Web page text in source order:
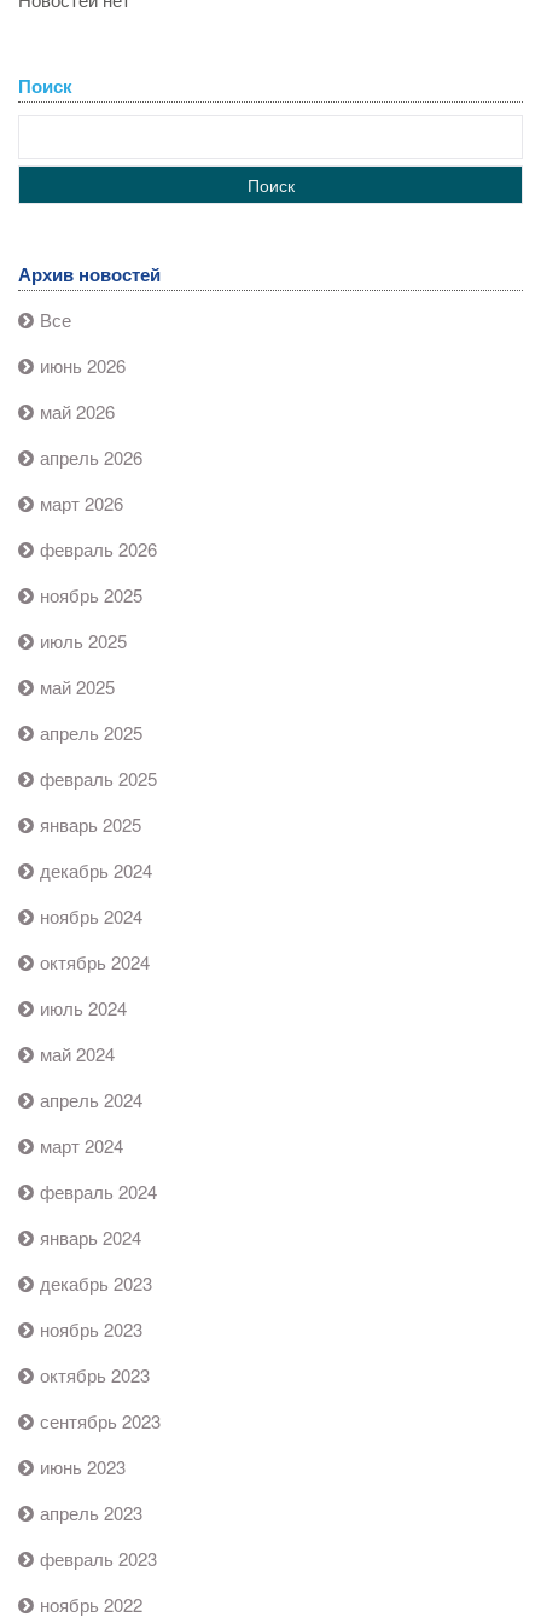
Поиск
Архив новостей
Все
июнь 2026
май 2026
апрель 2026
март 2026
февраль 2026
ноябрь 2025
июль 2025
май 2025
апрель 2025
февраль 2025
январь 2025
декабрь 2024
ноябрь 2024
октябрь 2024
июль 2024
май 2024
апрель 2024
март 2024
февраль 2024
январь 2024
декабрь 2023
ноябрь 2023
октябрь 2023
сентябрь 2023
июнь 2023
апрель 2023
февраль 2023
ноябрь 2022